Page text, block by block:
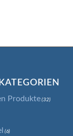
Produkte (32)
(6)